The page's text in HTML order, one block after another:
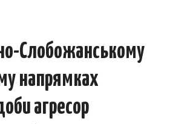
Слобожанському
напрямках
агресор